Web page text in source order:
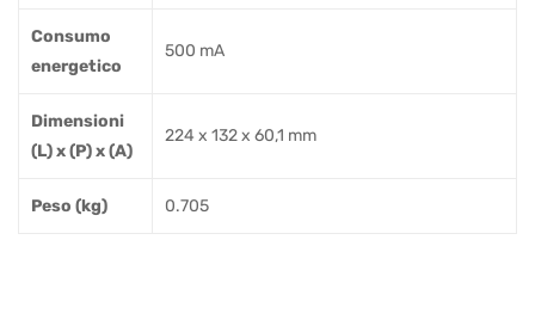
Consumo
energetico
500 mA
Dimensioni
(L) x (P) x (A)
224 x 132 x 60,1 mm
Peso (kg) 0.705